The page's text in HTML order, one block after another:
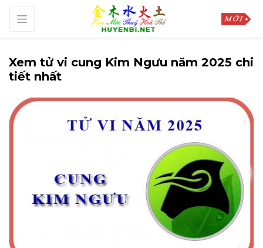
Xem tử vi cung Kim Ngưu năm 2025 chi
tiết nhất